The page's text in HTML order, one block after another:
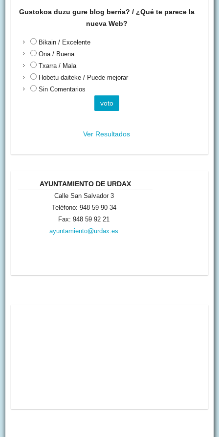
Gustokoa duzu gure blog berria? / ¿Qué te parece la
nueva Web?
Bikain / Excelente
Ona / Buena
Txarra / Mala
Hobetu daiteke / Puede mejorar
Sin Comentarios
Ver Resultados
AYUNTAMIENTO DE URDAX
Calle San Salvador 3
Teléfono: 948 59 90 34
Fax: 948 59 92 21
ayuntamiento@urdax.es